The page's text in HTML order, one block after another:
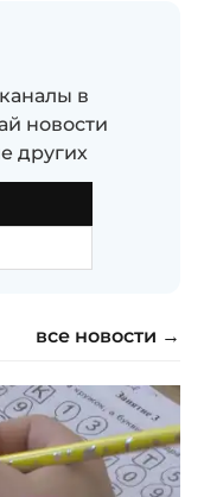
в
новости
других
все новости →